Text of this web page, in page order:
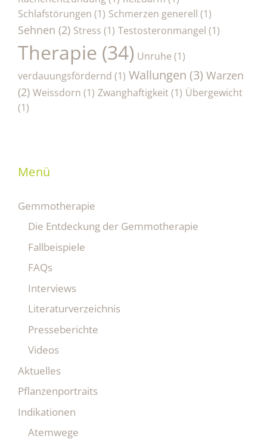
Schlafstörungen (1) Schmerzen generell (1)
Sehnen (2) Stress (1) Testosteronmangel (1)
Therapie (34) Unruhe (1)
verdauungsfördernd (1) Wallungen (3) Warzen
(2) Weissdorn (1) Zwanghaftigkeit(1) Übergewicht
(1)
Menü
Gemmotherapie
Die Entdeckung der Gemmotherapie
Fallbeispiele
FAQs
Interviews
Literaturverzeichnis
Presseberichte
Videos
Aktuelles
Pflanzenportraits
Indikationen
Atemwege